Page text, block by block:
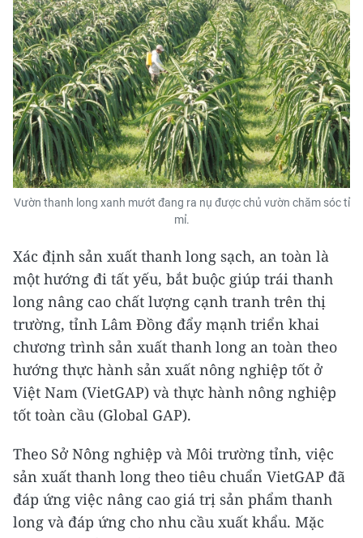
Vườn thanh long xanh mướt đang ra nụ được chủ vườn chăm sóc tỉ
mỉ.
Xác định sản xuất thanh long sạch, an toàn là
một hướng đi tất yếu, bắt buộc giúp trái thanh
long nâng cao chất lượng cạnh tranh trên thị
trường, tỉnh Lâm Đồng đẩy mạnh triển khai
chương trình sản xuất thanh long an toàn theo
hướng thực hành sản xuất nông nghiệp tốt ở
Việt Nam (VietGAP) và thực hành nông nghiệp
tốt toàn cầu (Global GAP).
Theo Sở Nông nghiệp và Môi trường tỉnh, việc
sản xuất thanh long theo tiêu chuẩn VietGAP đã
đáp ứng việc nâng cao giá trị sản phẩm thanh
long và đáp ứng cho nhu cầu xuất khẩu. Mặc